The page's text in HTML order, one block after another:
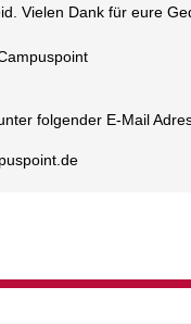
Vielen Dank für eure
folgender E-Mail